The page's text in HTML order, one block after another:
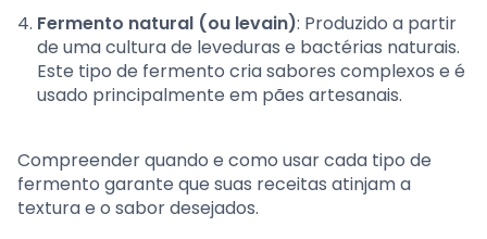
Fermento natural (ou levain): Produzido a partir
de uma cultura de leveduras e bactérias naturais.
Este tipo de fermento cria sabores complexos e é
usado principalmente em pães artesanais.
Compreender quando e como usar cada tipo de
fermento garante que suas receitas atinjam a
textura e o sabor desejados.